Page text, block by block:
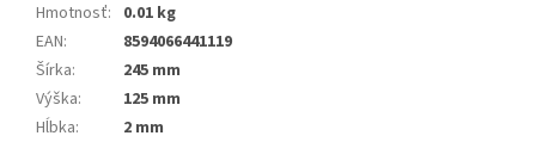
Hmotnosť: 0.01 kg
EAN:
8594066441119
Šírka:
245 mm
Výška:
125 mm
Hĺbka:
2 mm